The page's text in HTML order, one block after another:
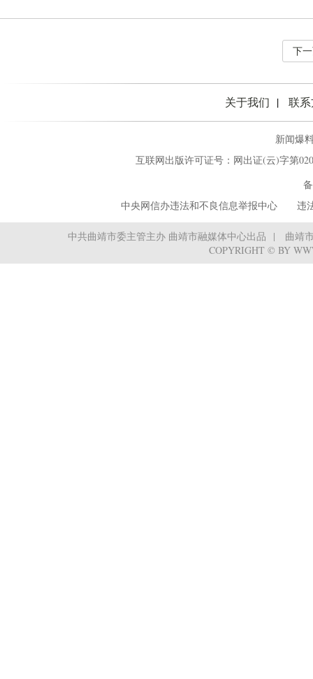
下
关于我们 联
新闻爆
互联网出版许可证号：网出证(云)字第
中央网信办违法和不良信息举报中心 违法
中共曲靖市委主管主办 曲靖市融媒体中心出品
曲靖
COPYRIGHT © BY